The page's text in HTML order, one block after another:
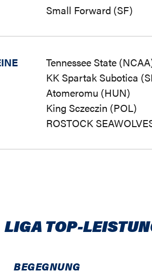
Small Forward (SF)
Tennessee State
KK Spartak Subotica
Atomeromu (HUN)
King Sczeczin (POL)
ROSTOCK
LIGA TOP-
BEGEGNUNG